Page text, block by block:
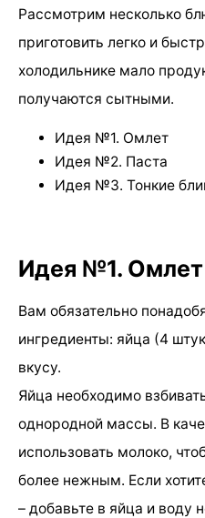
Рассмотрим несколько
приготовить легко и
холодильнике мало
получаются сытными.
Идея №1. Омлет
Идея №2. Паста
Идея №3. Тонкие
Идея №1. Омлет
Вам обязательно
ингредиенты: яйца (4
вкусу.
Яйца необходимо
однородной массы. В
использовать молоко,
более нежным. Если
– добавьте в яйца и воду